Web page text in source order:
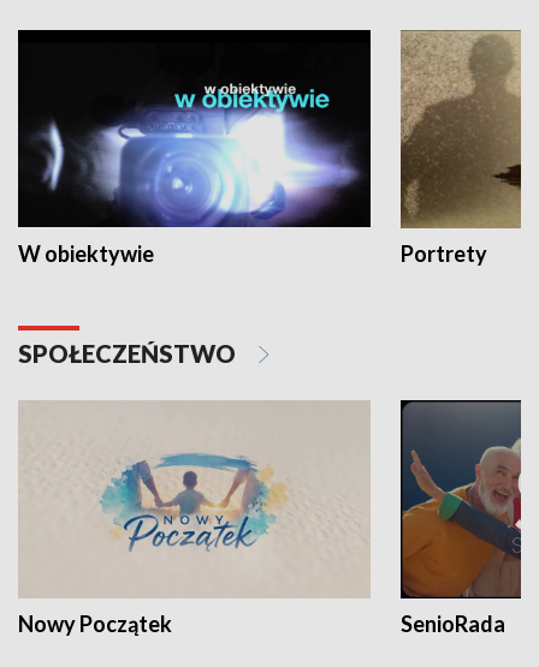
W obiektywie Portrety
SPOŁECZEŃSTWO
Nowy Początek SenioRada